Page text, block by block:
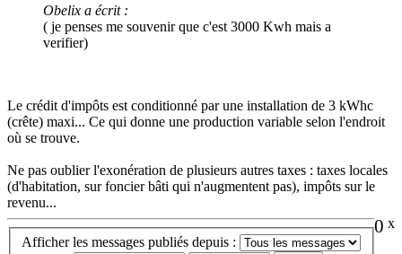
Obelix a écrit :
( je penses me souvenir que c'est 3000 Kwh mais a
verifier)
Le crédit d'impôts est conditionné par une installation de 3 kWhc
(crête) maxi... Ce qui donne une production variable selon l'endroit
où se trouve.
Ne pas oublier l'exonération de plusieurs autres taxes : taxes locales
(d'habitation, sur foncier bâti qui n'augmentent pas), impôts sur le
revenu...
0 x
Afficher les messages publiés depuis :